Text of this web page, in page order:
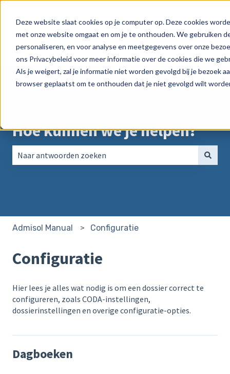
Deze website slaat cookies op je computer op. Deze cookies
met onze website omgaat en om je te onthouden. We gebruiken
personaliseren, en voor analyse en meetgegevens over onze
ons Privacybeleid voor meer informatie over de cookies die we
Als je weigert, zal je informatie niet worden gevolgd bij je bezoek
browser geplaatst om te onthouden dat je niet gevolgd wilt
Product
Submenu tonen voor
Peppol
Hoe kunnen we je helpen?
Admisol Manual Configuratie
Configuratie
Hier lees je alles wat nodig is om een dossier correct te
configureren, zoals CODA-instellingen,
dossierinstellingen en overige configuratie-opties.
Dagboeken